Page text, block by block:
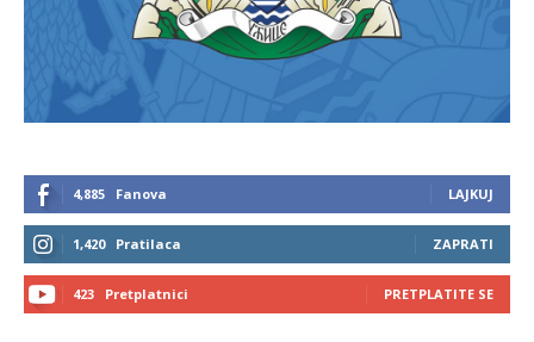
4,885 Fanova LAJKUJ
1,420 Pratilaca ZAPRATI
423 Pretplatnici PRETPLATITE SE